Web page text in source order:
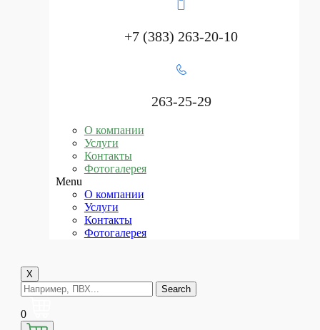
+7 (383) 263-20-10
263-25-29
О компании
Услуги
Контакты
Фотогалерея
Menu
О компании
Услуги
Контакты
Фотогалерея
X
Search
0